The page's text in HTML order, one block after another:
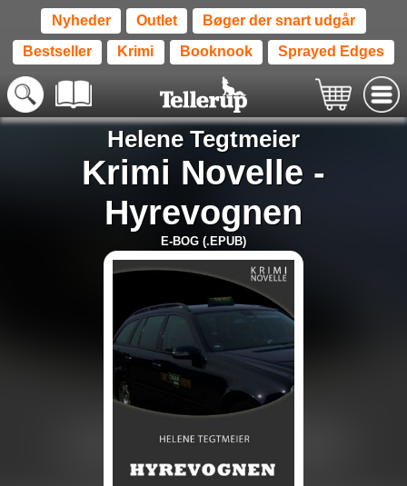
Nyheder Outlet Bøger der snart udgår
Bestseller Krimi Booknook Sprayed Edges
Helene Tegtmeier
Krimi Novelle -
Hyrevognen
E-BOG (.EPUB)